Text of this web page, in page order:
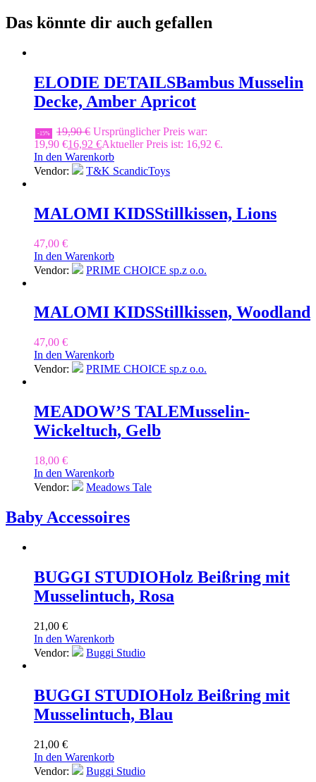
Das könnte dir auch gefallen
ELODIE DETAILSBambus Musselin
Decke, Amber Apricot
-15% 19,90€ Ursprünglicher Preis war:
19,90 €16,92 €Aktueller Preis ist: 16,92 €.
In den Warenkorb
Vendor:
T&K ScandicToys
MALOMI KIDSStillkissen, Lions
47,00 €
In den Warenkorb
Vendor:
PRIME CHOICE sp.z o.o.
MALOMI KIDSStillkissen, Woodland
47,00 €
In den Warenkorb
Vendor:
PRIME CHOICE sp.z o.o.
MEADOW’S TALEMusselin-
Wickeltuch, Gelb
18,00 €
In den Warenkorb
Vendor:
Meadows Tale
Baby Accessoires
BUGGI STUDIOHolz Beißring mit
Musselintuch, Rosa
21,00 €
In den Warenkorb
Vendor:
Buggi Studio
BUGGI STUDIOHolz Beißring mit
Musselintuch, Blau
21,00 €
In den Warenkorb
Vendor:
Buggi Studio